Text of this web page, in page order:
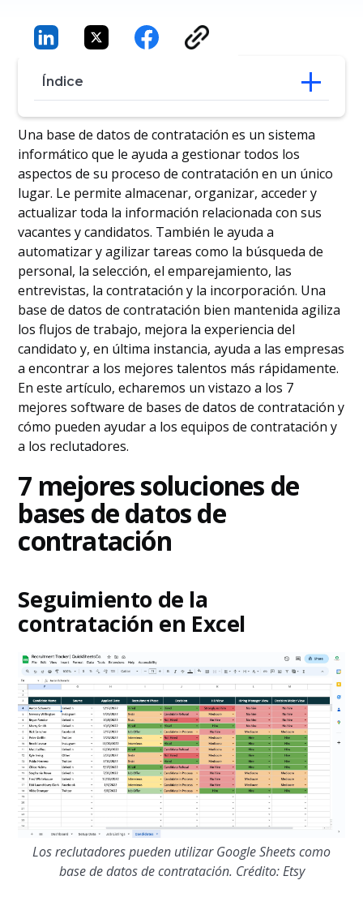
Índice
7 mejores soluciones de bases de datos
de contratación
Cómo una base de datos de contratación
ayuda a los equipos de contratación
Utilización de Manatal como base de
datos de contratación
Conclusión
Preguntas frecuentes
Una base de datos de contratación es un sistema
informático que le ayuda a gestionar todos los
aspectos de su proceso de contratación en un único
lugar. Le permite almacenar, organizar, acceder y
actualizar toda la información relacionada con sus
vacantes y candidatos. También le ayuda a
automatizar y agilizar tareas como la búsqueda de
personal, la selección, el emparejamiento, las
entrevistas, la contratación y la incorporación. Una
base de datos de contratación bien mantenida agiliza
los flujos de trabajo, mejora la experiencia del
candidato y, en última instancia, ayuda a las empresas
a encontrar a los mejores talentos más rápidamente.
En este artículo, echaremos un vistazo a los 7
mejores software de bases de datos de contratación y
cómo pueden ayudar a los equipos de contratación y
a los reclutadores.
7 mejores soluciones de
bases de datos de
contratación
Seguimiento de la
contratación en Excel
Los reclutadores pueden utilizar Google Sheets como
base de datos de contratación. Crédito: Etsy